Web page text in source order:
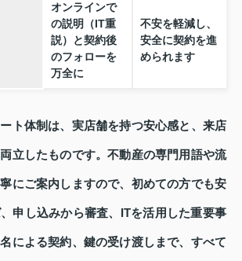
オンラインで
の説明（IT重
説）と契約後
のフォローを
万全に
不安を軽減し、
安全に契約を進
められます
ト体制は、実店舗を持つ安心感と、来店
立したものです。不動産の専門用語や流
にご案内しますので、初めての方でも安
申し込みから審査、ITを活用した重要事
による契約、鍵の受け渡しまで、すべて